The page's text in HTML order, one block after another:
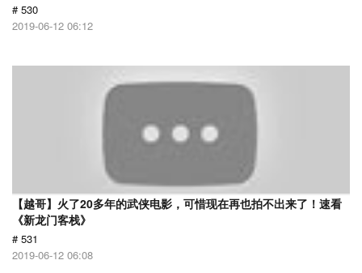
# 530
2019-06-12 06:12
【越哥】火了20多年的武侠电影，可惜现在再也拍不出来了！速看
《新龙门客栈》
# 531
2019-06-12 06:08